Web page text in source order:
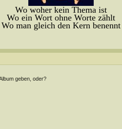
Wo woher kein Thema ist
Wo ein Wort ohne Worte zählt
Wo man gleich den Kern benennt
geben, oder?